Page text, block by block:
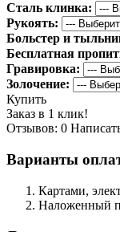
Сталь клинка:
Рукоять:
Больстер и
Бесплатная
Гравировка:
Золочение:
Купить
Заказ в 1 клик!
Отзывов: 0
Варианты
Картами,
Наложенный